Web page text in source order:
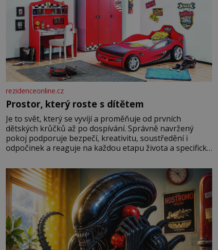
rezidenceonline.cz
Prostor, který roste s dítětem
Je to svět, který se vyvíjí a proměňuje od prvních
dětských krůčků až po dospívání. Správně navržený
pokoj podporuje bezpečí, kreativitu, soustředění i
odpočinek a reaguje na každou etapu života a specifické
měkkost a bezpečí, proto by pokoj miminka měl působit
především klidně a útulně. Předškolní věk je